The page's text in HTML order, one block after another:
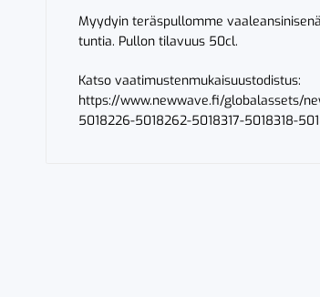
Myydyin teräspullomme
tuntia. Pullon tilavuus 50cl.
Katso vaatimustenmukaisuustodistus:
https://www.newwave.fi/globalassets/
5018226-5018262-5018317-5018318-